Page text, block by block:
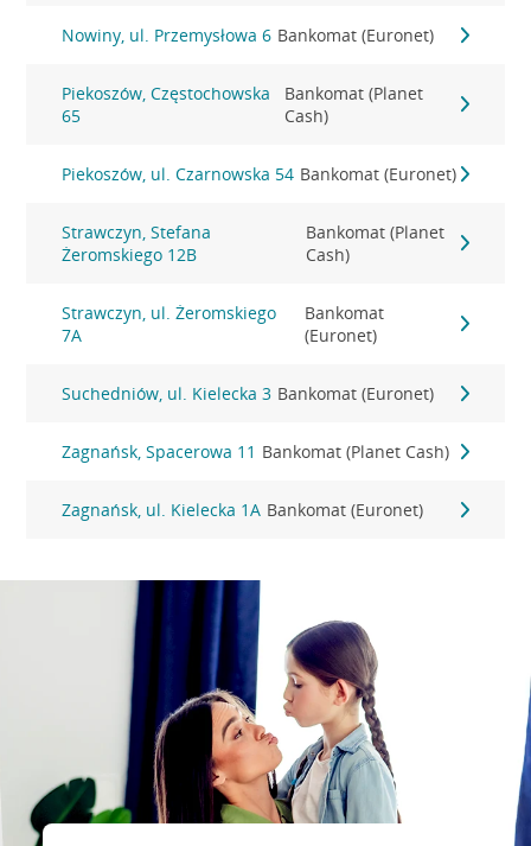
Nowiny, ul. Przemysłowa 6 Bankomat (Euronet)
Piekoszów, Częstochowska
65
Bankomat (Planet
Cash)
Piekoszów, ul. Czarnowska 54 Bankomat (Euronet)
Strawczyn, Stefana
Żeromskiego 12B
Bankomat (Planet
Cash)
Strawczyn, ul. Żeromskiego
7A
Bankomat
(Euronet)
Suchedniów, ul. Kielecka 3 Bankomat (Euronet)
Zagnańsk, Spacerowa 11 Bankomat (Planet Cash)
Zagnańsk, ul. Kielecka 1A Bankomat (Euronet)